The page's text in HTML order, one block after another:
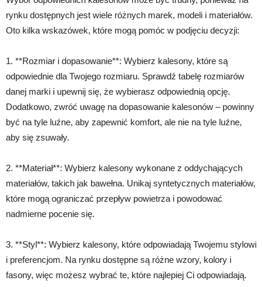
rynku dostępnych jest wiele różnych marek, modeli i materiałów.
Oto kilka wskazówek, które mogą pomóc w podjęciu decyzji:
1. **Rozmiar i dopasowanie**: Wybierz kalesony, które są
odpowiednie dla Twojego rozmiaru. Sprawdź tabelę rozmiarów
danej marki i upewnij się, że wybierasz odpowiednią opcję.
Dodatkowo, zwróć uwagę na dopasowanie kalesonów – powinny
być na tyle luźne, aby zapewnić komfort, ale nie na tyle luźne,
aby się zsuwały.
2. **Materiał**: Wybierz kalesony wykonane z oddychających
materiałów, takich jak bawełna. Unikaj syntetycznych materiałów,
które mogą ograniczać przepływ powietrza i powodować
nadmierne pocenie się.
3. **Styl**: Wybierz kalesony, które odpowiadają Twojemu stylowi
i preferencjom. Na rynku dostępne są różne wzory, kolory i
fasony, więc możesz wybrać te, które najlepiej Ci odpowiadają.